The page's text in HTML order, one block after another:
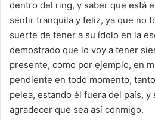
dentro del ring, y saber que está
sentir tranquila y feliz, ya que no
suerte de tener a su ídolo en la
demostrado que lo voy a tener
presente, como por ejemplo, en
pendiente en todo momento,
pelea, estando él fuera del país, y
agradecer que sea así conmigo.